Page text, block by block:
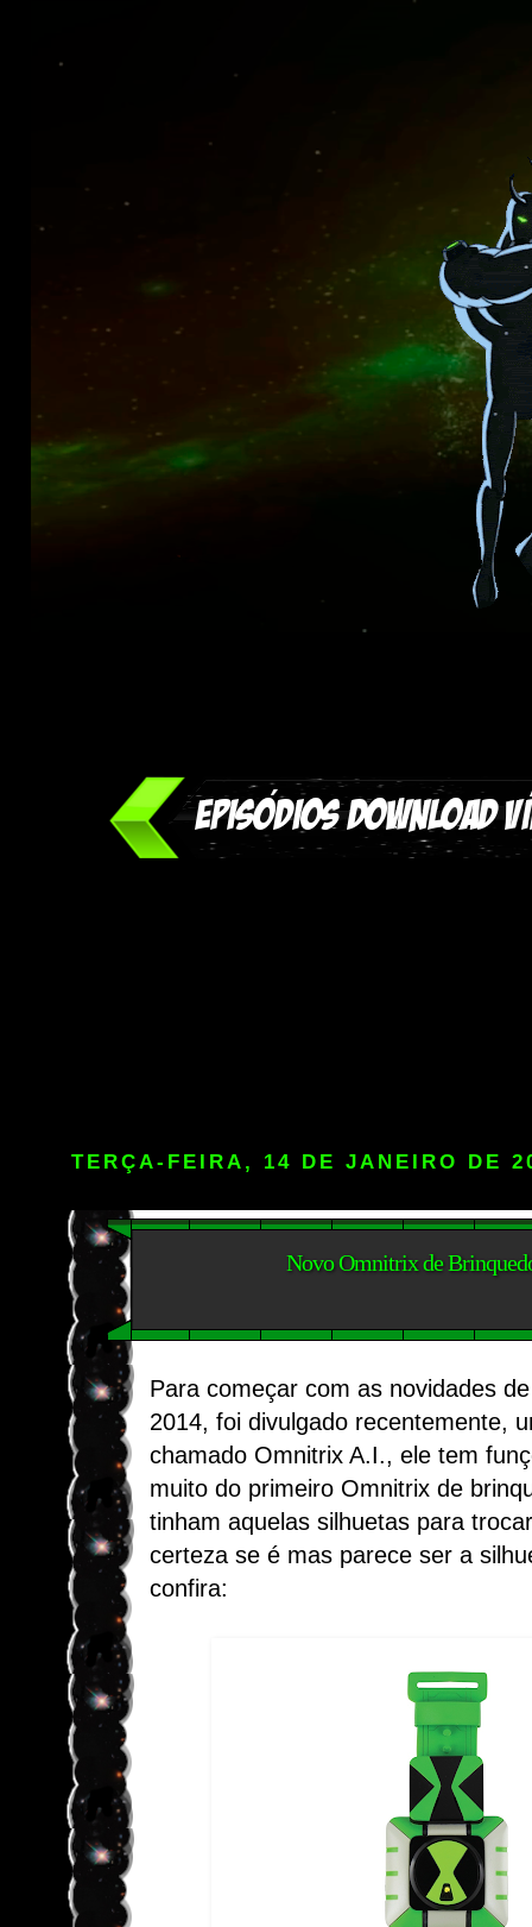
TERÇA-FEIRA, 14 DE JANEIRO DE
Novo Omnitrix de
Para começar com as novidades
2014, foi divulgado recentemente,
chamado Omnitrix A.I., ele tem
muito do primeiro Omnitrix de
tinham aquelas silhuetas para
certeza se é mas parece ser a
confira: